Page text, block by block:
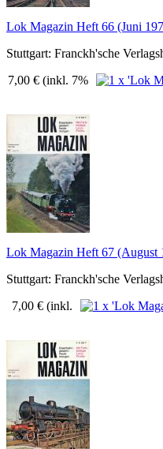
Lok Magazin Heft 66 (Juni
Stuttgart: Franckh'sche
7,00 € (inkl. 7%
Lok Magazin Heft 67 (August
Stuttgart: Franckh'sche
7,00 € (inkl.